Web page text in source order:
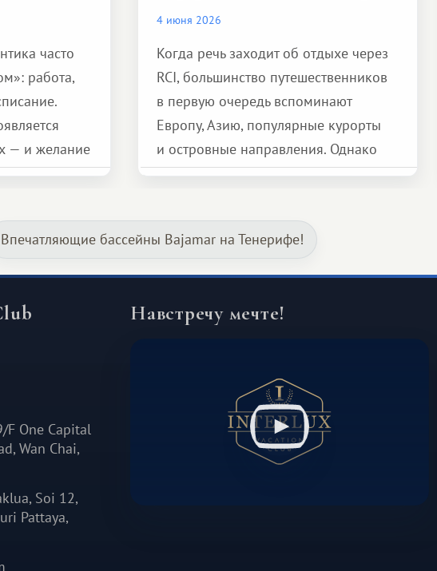
часто
работа,
— и желание
что-то
4 июня 2026
Когда речь заходит об отдыхе через
RCI, большинство путешественников
в первую очередь вспоминают
Европу, Азию, популярные курорты
и островные направления. Однако
возможности обменной системы
и Африка — континент, который
способен подарить совершенно иной
Впечатляющие бассейны Bajamar на Тенерифе!
F One Capital
Wan Chai,
Soi 12,
Pattaya,
Навстречу мечте!